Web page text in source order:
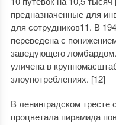
предназначенные для
для сотрудников11. В
переведена с
заведующего
уличена в
злоупотреблениях. [12]
В ленинградском тресте
процветала пирамида